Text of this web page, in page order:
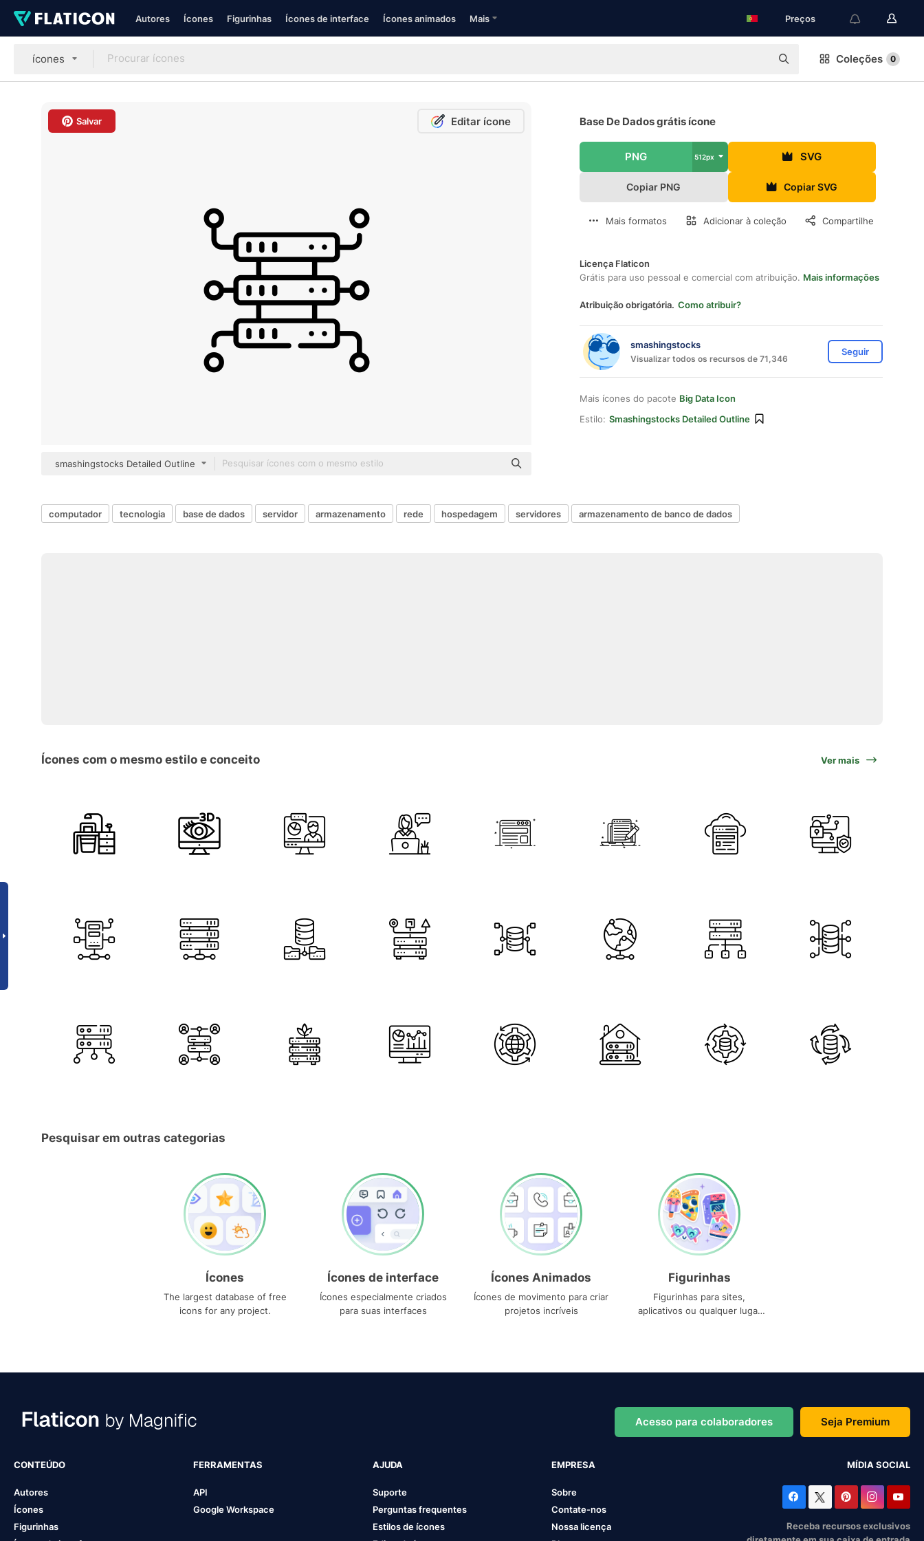
Autores Ícones Figurinhas Ícones de interface Ícones animados Mais Preços
ícones Coleções 0
Salvar Editar ícone
smashingstocks Detailed Outline
Base De Dados grátis ícone
PNG 512px SVG
Copiar PNG Copiar SVG
Mais formatos Adicionar à coleção Compartilhe
Licença Flaticon
Grátis para uso pessoal e comercial com atribuição. Mais informações
Atribuição obrigatória. Como atribuir?
smashingstocks
Visualizar todos os recursos de 71,346
Seguir
Mais ícones do pacote Big Data Icon
Estilo: Smashingstocks Detailed Outline
computador tecnologia base de dados servidor armazenamento rede hospedagem servidores armazenamento de banco de dados
Ícones com o mesmo estilo e conceito Ver mais
Pesquisar em outras categorias
Ícones
The largest database of free
icons for any project.
Ícones de interface
Ícones especialmente criados
para suas interfaces
Ícones Animados
Ícones de movimento para criar
projetos incríveis
Figurinhas
Figurinhas para sites,
aplicativos ou qualquer lugar
Acesso para colaboradores Seja Premium
CONTEÚDO
Autores
Ícones
Figurinhas
FERRAMENTAS
API
Google Workspace
AJUDA
Suporte
Perguntas frequentes
Estilos de ícones
EMPRESA
Sobre
Contate-nos
Nossa licença
MÍDIA SOCIAL
Receba recursos exclusivos